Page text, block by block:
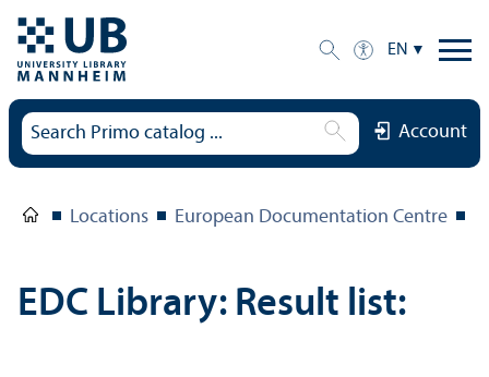
EN
Account
Locations European Documentation Centre
EDC Library: Result list: